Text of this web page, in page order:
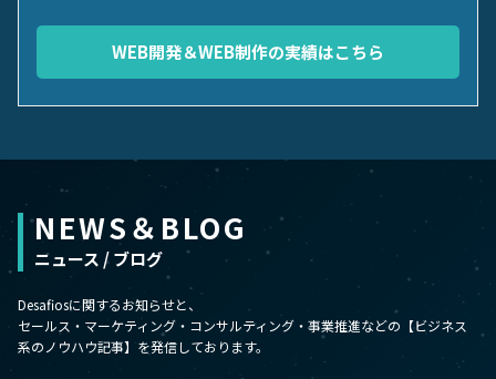
WEB開発＆WEB制作の実績はこちら
NEWS＆BLOG
ニュース / ブログ
Desafiosに関するお知らせと、
セールス・マーケティング・コンサルティング・事業推進などの【ビジネス
系のノウハウ記事】を発信しております。